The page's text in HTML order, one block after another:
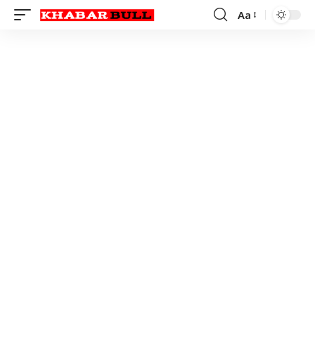
Font
Aa